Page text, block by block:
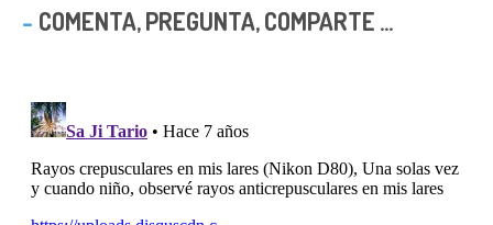
COMENTA, PREGUNTA, COMPARTE ...